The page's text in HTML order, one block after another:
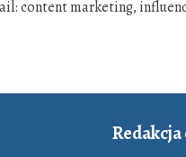
content marketing,